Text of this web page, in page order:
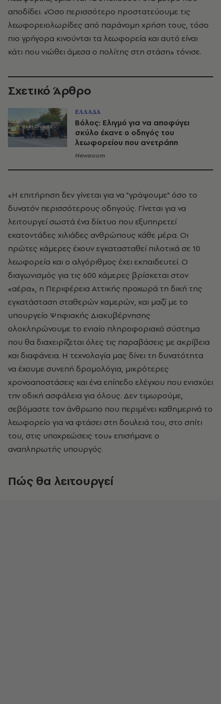
αποδίδει. «Όσο περισσότερο προστατεύουμε τις
λεωφορειολωρίδες από παράνομη χρήση τους, τόσο
πιο γρήγορα κινούνται τα λεωφορεία και αυτό είναι
κάτι που νιώθει άμεσα ο πολίτης στη στάση» τόνισε.
Σχετικό Άρθρο
ΕΛΛΑΔΑ
Βόλος: Ελιγμό για να αποφύγει
σκύλο έκανε ο οδηγός του
λεωφορείου που ανετράπη
Newsroom
«Η επιτήρηση δεν γίνεται για να "γράψουμε" όσο το
δυνατόν περισσότερους οδηγούς. Γίνεται για να
λειτουργεί σωστά ένα δίκτυο που εξυπηρετεί
εκατοντάδες χιλιάδες ανθρώπους κάθε μέρα. Οι
πρώτες κάμερες έχουν εγκατασταθεί πιλοτικά σε 10
λεωφορεία και ο αλγόριθμος έχει εκπαιδευτεί. Ο
διαγωνισμός για τις 600 κάμερες βρίσκεται στον
«αέρα», η Περιφέρεια Αττικής προχωρά τη δική της
εγκατάσταση σταθερών καμερών, και μαζί με το
υπουργείο Ψηφιακής Διακυβέρνησης
ολοκληρώνουμε το ενιαίο πληροφοριακό σύστημα
που θα διαχειρίζεται όλες τις παραβάσεις με ακρίβεια
και διαφάνεια. Η τεχνολογία μας δίνει τη δυνατότητα
να έχουμε συνεπή δρομολόγια, μικρότερες
χρονοαποστάσεις και ένα επίπεδο ελέγχου που ενισχύει
την οδική ασφάλεια για όλους. Δεν τιμωρούμε,
σεβόμαστε τον άνθρωπο που περιμένει καθημερινά το
λεωφορείο για να φτάσει στη δουλειά του, στο σπίτι
του, στις υποχρεώσεις του» επισήμανε ο
αναπληρωτής υπουργός.
Πώς θα λειτουργεί